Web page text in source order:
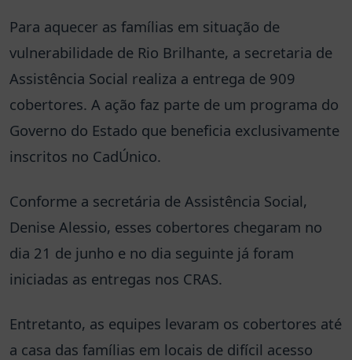
Para aquecer as famílias em situação de
vulnerabilidade de Rio Brilhante, a secretaria de
Assistência Social realiza a entrega de 909
cobertores. A ação faz parte de um programa do
Governo do Estado que beneficia exclusivamente
inscritos no CadÚnico.
Conforme a secretária de Assistência Social,
Denise Alessio, esses cobertores chegaram no
dia 21 de junho e no dia seguinte já foram
iniciadas as entregas nos CRAS.
Entretanto, as equipes levaram os cobertores até
a casa das famílias em locais de difícil acesso